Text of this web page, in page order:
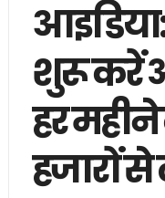
शुरू करें
हर
हजारों